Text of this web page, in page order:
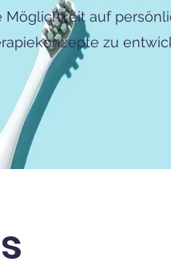
Möglichkeit auf
zu